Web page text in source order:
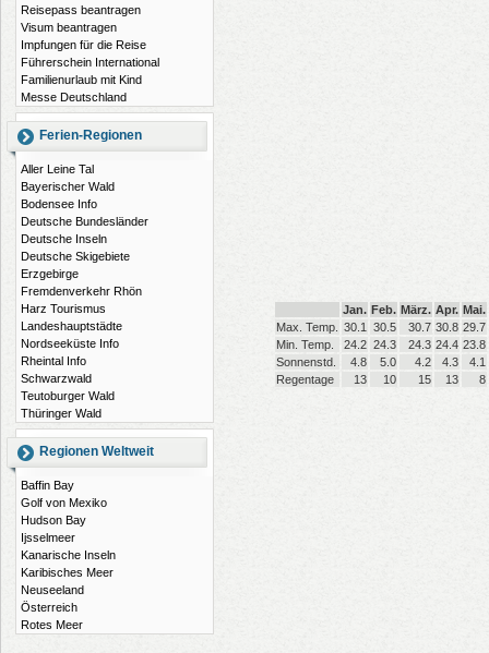
Reisepass beantragen
Visum beantragen
Impfungen für die Reise
Führerschein International
Familienurlaub mit Kind
Messe Deutschland
Ferien-Regionen
Aller Leine Tal
Bayerischer Wald
Bodensee Info
Deutsche Bundesländer
Deutsche Inseln
Deutsche Skigebiete
Erzgebirge
Fremdenverkehr Rhön
Harz Tourismus
Landeshauptstädte
Nordseeküste Info
Rheintal Info
Schwarzwald
Teutoburger Wald
Thüringer Wald
Regionen Weltweit
Baffin Bay
Golf von Mexiko
Hudson Bay
Ijsselmeer
Kanarische Inseln
Karibisches Meer
Neuseeland
Österreich
Rotes Meer
Jan. Feb. März. Apr. Mai.
Max. Temp.
30.1 30.5 30.7 30.8 29.7
Min. Temp.
24.2 24.3 24.3 24.4 23.8
Sonnenstd.
4.8 5.0 4.2 4.3
4.1
Regentage
13 10 15 13 8